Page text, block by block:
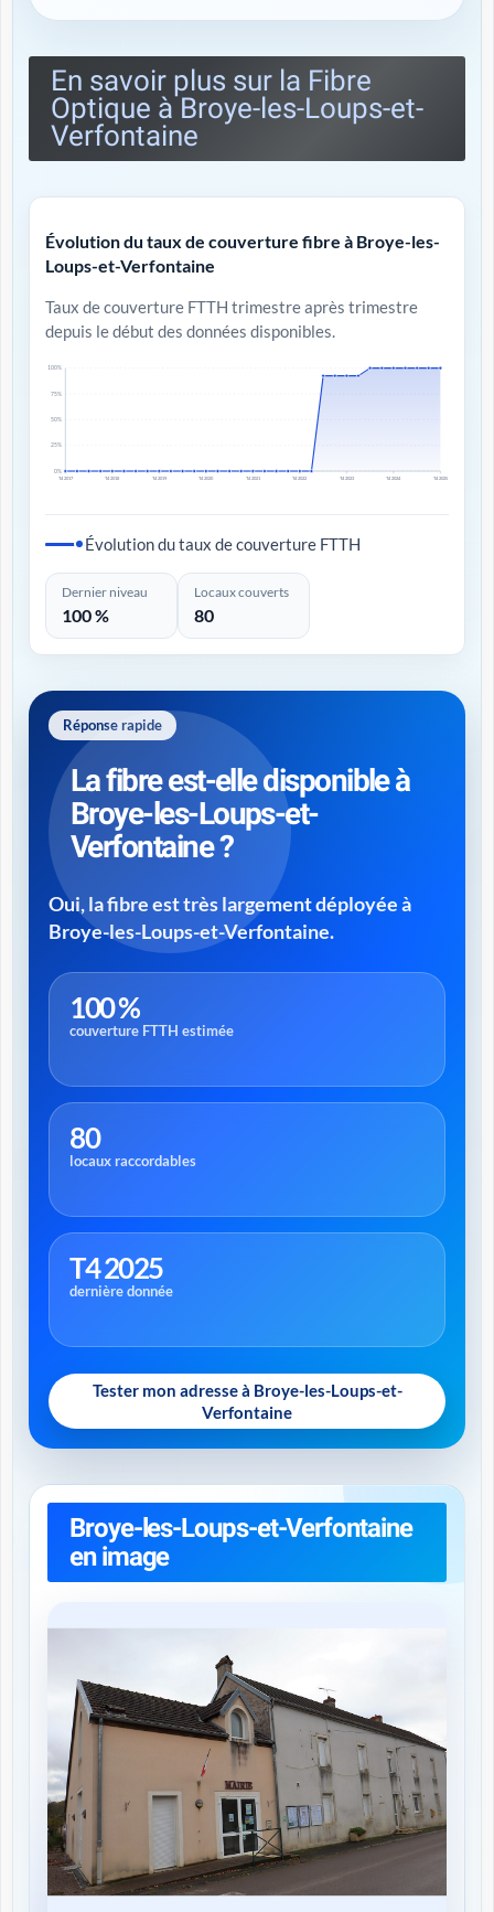
En savoir plus sur la Fibre
Optique à Broye-les-Loups-et-
Verfontaine
Évolution du taux de couverture fibre à Broye-les-
Loups-et-Verfontaine
Taux de couverture FTTH trimestre après trimestre
depuis le début des données disponibles.
0%
25%
50%
75%
100%
T4 2017 T4 2018 T4 2019 T4 2020 T4 2021 T4 2022 T4 2023 T4 2024 T4 2025
Évolution du taux de couverture FTTH
Dernier niveau
100 %
Locaux couverts
80
Réponse rapide
La fibre est-elle disponible à
Broye-les-Loups-et-
Verfontaine ?
Oui, la fibre est très largement déployée à
Broye-les-Loups-et-Verfontaine.
100 %
couverture FTTH estimée
80
locaux raccordables
T4 2025
dernière donnée
Tester mon adresse à Broye-les-Loups-et-
Verfontaine
Broye-les-Loups-et-Verfontaine
en image